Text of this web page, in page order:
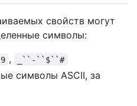
свойств могут
символы:
, _``-``$``#
символы ASCII, за